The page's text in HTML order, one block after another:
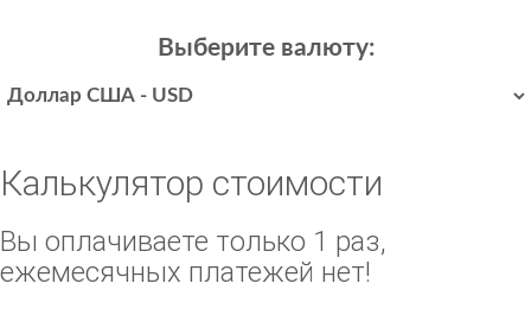
Выберите валюту:
Калькулятор стоимости
Вы оплачиваете только 1 раз,
ежемесячных платежей нет!